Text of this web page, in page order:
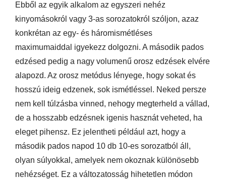
Ebből az egyik alkalom az egyszeri nehéz
kinyomásokról vagy 3-as sorozatokról szóljon, azaz
konkrétan az egy- és háromismétléses
maximumaiddal igyekezz dolgozni. A második pados
edzésed pedig a nagy volumenű orosz edzések elvére
alapozd. Az orosz metódus lényege, hogy sokat és
hosszú ideig edzenek, sok ismétléssel. Neked persze
nem kell túlzásba vinned, nehogy megterheld a vállad,
de a hosszabb edzésnek igenis hasznát veheted, ha
eleget pihensz. Ez jelentheti például azt, hogy a
második pados napod 10 db 10-es sorozatból áll,
olyan súlyokkal, amelyek nem okoznak különösebb
nehézséget. Ez a változatosság hihetetlen módon